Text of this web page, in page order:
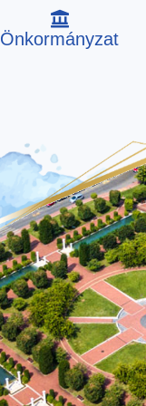
Önkormányzat